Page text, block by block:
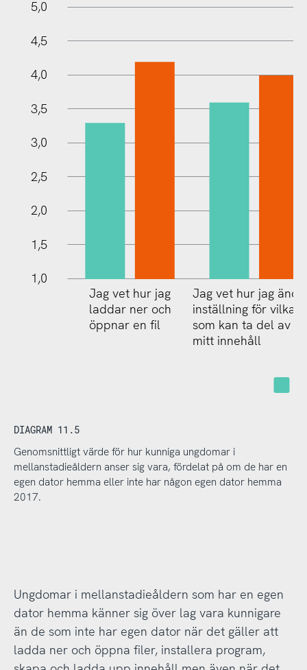
1,0
5,0
4,5
4,0
3,5
3,0
2,5
2,0
1,5
1,0
Jag vet hur jag
laddar ner och
öppnar en fil
Jag vet hur jag
inställning för vilka
som kan ta del av
mitt innehåll
DIAGRAM 11.5
Genomsnittligt värde för hur kunniga ungdomar i
mellanstadieåldern anser sig vara, fördelat på om de har en
egen dator hemma eller inte har någon egen dator hemma
2017.
Ungdomar i mellanstadieåldern som har en egen
dator hemma känner sig över lag vara kunnigare
än de som inte har egen dator när det gäller att
ladda ner och öppna filer, installera program,